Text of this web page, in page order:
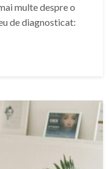
multe despre o
de diagnosticat: